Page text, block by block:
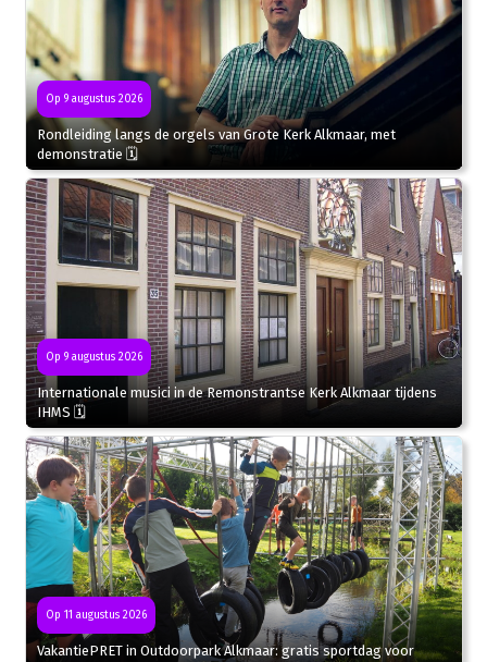
Op 9 augustus 2026
Rondleiding langs de orgels van Grote Kerk Alkmaar, met
demonstratie 🗓
Op 9 augustus 2026
Internationale musici in de Remonstrantse Kerk Alkmaar tijdens
IHMS 🗓
Op 11 augustus 2026
VakantiePRET in Outdoorpark Alkmaar: gratis sportdag voor